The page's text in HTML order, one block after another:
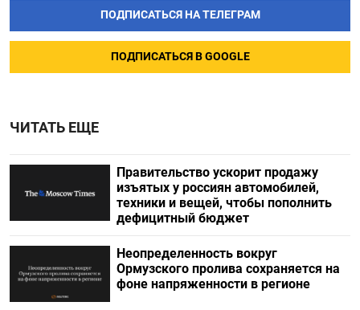
ПОДПИСАТЬСЯ НА ТЕЛЕГРАМ
ПОДПИСАТЬСЯ В GOOGLE
ЧИТАТЬ ЕЩЕ
Правительство ускорит продажу
изъятых у россиян автомобилей,
техники и вещей, чтобы пополнить
дефицитный бюджет
Неопределенность вокруг
Ормузского пролива сохраняется на
фоне напряженности в регионе